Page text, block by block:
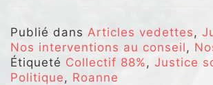
Publié dans Articles vedettes ,
Nos interventions au conseil ,
Étiqueté Collectif 88% , Justice
Politique , Roanne